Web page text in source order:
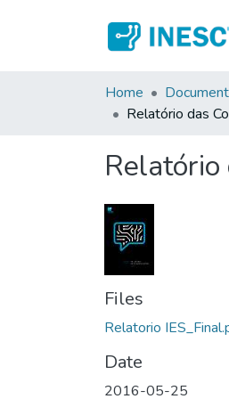
Home
Relatório das
Relatório
Files
Relatorio
Date
2016-05-25